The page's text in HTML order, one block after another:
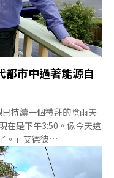
市中過著能源自
持續一個禮拜的陰雨天
在是下午3:50。像今天這
。」艾德彼
棟位於雪梨郊區康科德
區約10公里。艾德彼